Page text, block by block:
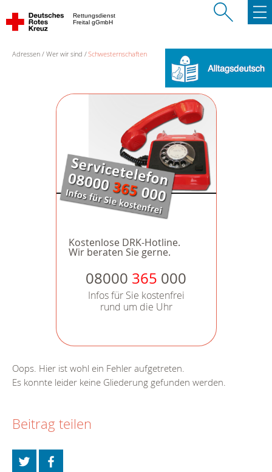
Rettungsdienst
Freital gGmbH
Adressen Wer wir sind Schwesternschaften
Kostenlose DRK-Hotline.
Wir beraten Sie gerne.
08000 365 000
Infos für Sie kostenfrei
rund um die Uhr
Oops. Hier ist wohl ein Fehler aufgetreten.
Es konnte leider keine Gliederung gefunden werden.
Beitrag teilen